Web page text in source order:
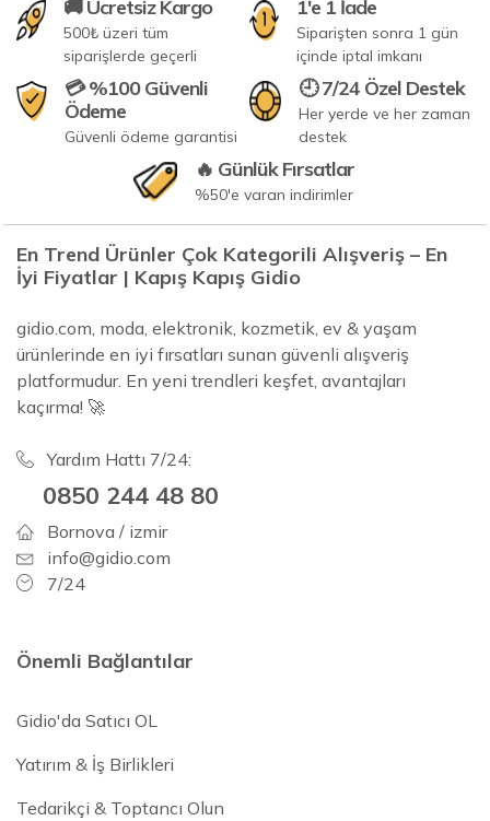
🚚 Ücretsiz Kargo
500₺ üzeri tüm
siparişlerde geçerli
1'e 1 İade
Siparişten sonra 1 gün
içinde iptal imkanı
💳 %100 Güvenli
Ödeme
Güvenli ödeme garantisi
🕘 7/24 Özel Destek
Her yerde ve her zaman
destek
🔥 Günlük Fırsatlar
%50'e varan indirimler
En Trend Ürünler Çok Kategorili Alışveriş – En
İyi Fiyatlar | Kapış Kapış Gidio
gidio.com, moda, elektronik, kozmetik, ev & yaşam
ürünlerinde en iyi fırsatları sunan güvenli alışveriş
platformudur. En yeni trendleri keşfet, avantajları
kaçırma! 🚀
Yardım Hattı 7/24:
0850 244 48 80
Bornova / izmir
info@gidio.com
7/24
Önemli Bağlantılar
Gidio'da Satıcı OL
Yatırım & İş Birlikleri
Tedarikçi & Toptancı Olun